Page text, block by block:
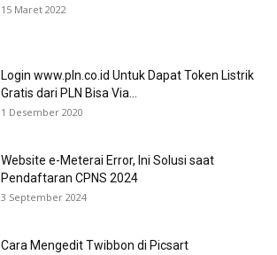
15 Maret 2022
Login www.pln.co.id Untuk Dapat Token Listrik
Gratis dari PLN Bisa Via...
1 Desember 2020
Website e-Meterai Error, Ini Solusi saat
Pendaftaran CPNS 2024
3 September 2024
Cara Mengedit Twibbon di Picsart